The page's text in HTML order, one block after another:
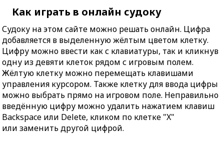
Как играть в онлайн судоку
Судоку на этом сайте можно решать онлайн. Цифра
добавляется в выделенную жёлтым цветом клетку.
Цифру можно ввести как с клавиатуры, так и кликнув
одну из девяти клеток рядом с игровым полем.
Жёлтую клетку можно перемещать клавишами
управления курсором. Также клетку для ввода цифры
можно выбрать прямо на игровом поле. Неправильно
введённую цифру можно удалить нажатием клавиш
Backspace или Delete, кликом по клетке "X"
или заменить другой цифрой.